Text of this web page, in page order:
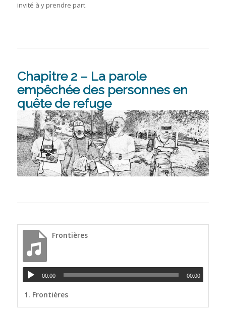
invité à y prendre part.
Chapitre 2 – La parole
empêchée des personnes en
quête de refuge
Frontières
00:00 00:00
1. Frontières